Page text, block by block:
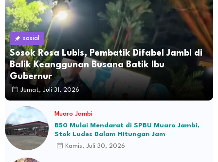
sosial
Sosok Rosa Lubis, Pembatik Difabel Jambi di
Balik Keanggunan Busana Batik Ibu
Gubernur
Jumat, Juli 31, 2026
Muaro Jambi
B50 Mulai Mendarat di SPBU Muaro Jambi,
Stok Ludes Dalam Hitungan Jam
Kamis, Juli 30, 2026